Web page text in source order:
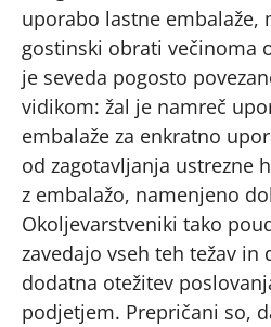
uporabo lastne embalaže,
gostinski obrati večinoma
je seveda pogosto
vidikom: žal je namreč
embalaže za enkratno
od zagotavljanja ustrezne
z embalažo, namenjeno
Okoljevarstveniki tako
zavedajo vseh teh težav in
dodatna otežitev
podjetjem. Prepričani so,